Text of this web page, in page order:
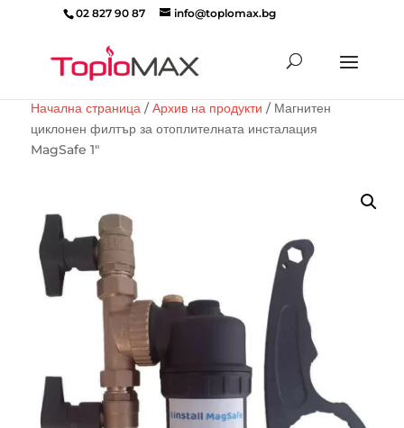
02 827 90 87 info@toplomax.bg
search
Начална страница/Архив на продукти / Магнитен
циклонен филтър за отоплителната инсталация
MagSafe 1″